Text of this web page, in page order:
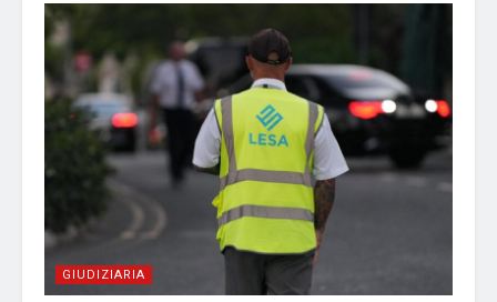
GIUDIZIARIA